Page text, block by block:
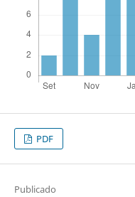
PDF
Publicado